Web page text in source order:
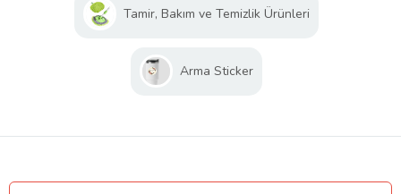
Tamir, Bakım ve Temizlik Ürünleri
Arma Sticker